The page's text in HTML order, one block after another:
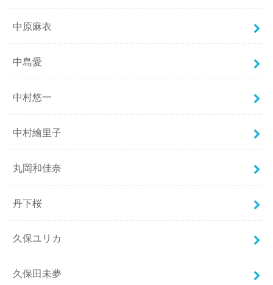
中原麻衣
中島愛
中村悠一
中村繪里子
丸岡和佳奈
丹下桜
久保ユリカ
久保田未夢